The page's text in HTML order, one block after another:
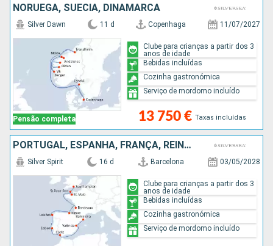
NORUEGA, SUÉCIA, DINAMARCA
Pensão completa
Silver Dawn 11 d Copenhaga 11/07/2027
13 750 € Taxas incluídas
Clube para crianças a partir dos 3
anos de idade
Bebidas incluídas
Cozinha gastronómica
Serviço de mordomo incluído
PORTUGAL, ESPANHA, FRANÇA, REINO UNIDO
Silver Spirit 16 d Barcelona 03/05/2028
Clube para crianças a partir dos 3
anos de idade
Bebidas incluídas
Cozinha gastronómica
Serviço de mordomo incluído